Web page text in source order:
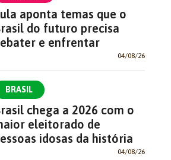
aponta temas que o
do futuro precisa
e enfrentar
04/08/26
BRASIL
chega a 2026 com o
eleitorado de
idosas da história
04/08/26